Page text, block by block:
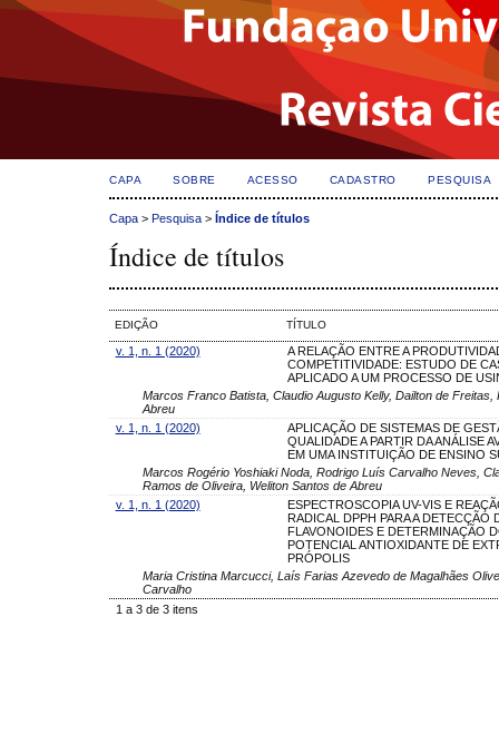
CAPA SOBRE ACESSO CADASTRO PESQUISA
Capa > Pesquisa > Índice de títulos
Índice de títulos
EDIÇÃO TÍTULO
v. 1, n. 1 (2020)
A RELAÇÃO ENTRE A
COMPETITIVIDADE: ESTUDO DE
APLICADO A UM PROCESSO DE
Marcos Franco Batista, Claudio Augusto Kelly, Dailton de
Abreu
v. 1, n. 1 (2020)
APLICAÇÃO DE SISTEMAS DE
QUALIDADE A PARTIR DA ANÁLISE
EM UMA INSTITUIÇÃO DE ENSINO
Marcos Rogério Yoshiaki Noda, Rodrigo Luís Carvalho Neves,
Ramos de Oliveira, Weliton Santos de Abreu
v. 1, n. 1 (2020)
ESPECTROSCOPIA UV-VIS E
RADICAL DPPH PARA A DETECÇÃO
FLAVONOIDES E DETERMINAÇÃO
POTENCIAL ANTIOXIDANTE DE
PRÓPOLIS
Maria Cristina Marcucci, Laís Farias Azevedo de Magalhães
Carvalho
1 a 3 de 3 itens